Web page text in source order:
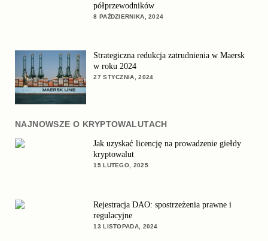
półprzewodników
8 PAŹDZIERNIKA, 2024
Strategiczna redukcja zatrudnienia w Maersk
w roku 2024
27 STYCZNIA, 2024
NAJNOWSZE O KRYPTOWALUTACH
Jak uzyskać licencję na prowadzenie giełdy
kryptowalut
15 LUTEGO, 2025
Rejestracja DAO: spostrzeżenia prawne i
regulacyjne
13 LISTOPADA, 2024